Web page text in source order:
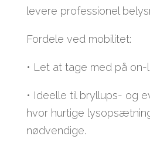
levere professionel
Fordele ved mobilitet:
• Let at tage med på
• Ideelle til bryllups- og
hvor hurtige
nødvendige.